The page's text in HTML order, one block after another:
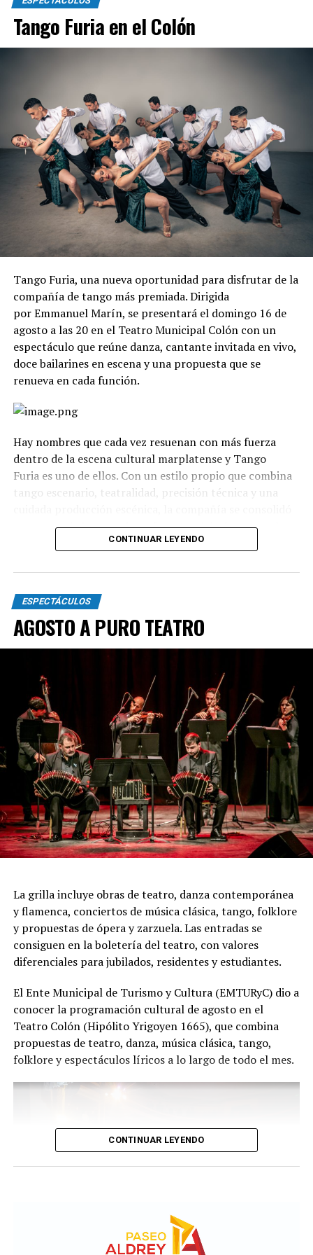
sobre. Para mas información o reservas escribir ll what
sapp 2236104302
Tango Furia en el Colón
Tango Furia, una nueva oportunidad para disfrutar de la
compañía de tango más premiada. Dirigida
por Emmanuel Marín, se presentará el domingo 16 de
agosto a las 20 en el Teatro Municipal Colón con un
espectáculo que reúne danza, cantante invitada en vivo,
doce bailarines en escena y una propuesta que se
renueva en cada función.
Hay nombres que cada vez resuenan con más fuerza
dentro de la escena cultural marplatense y Tango
Furia es uno de ellos. Con un estilo propio que combina
tango escenario, teatralidad, precisión técnica y una
como uno de los grandes referentes del género en el
La propuesta recorre diferentes universos, desde los
clásicos hasta versiones contemporáneas y electrónicas.
A través de cuadros grupales, dúos y escenas teatrales,
el espectáculo transita distintas emociones: el amor, la
pasión, los encuentros, las despedidas y toda la
Incluye más de diez cambios de vestuario, un cuidado
diseño lumínico y escenas donde las diagonales, las
acrobacias, los firuletes y las coreografías
perfectamente sincronizadas convierten cada cuadro en
una demostración de virtuosismo, sensibilidad y trabajo
colectivo.
"Queremos que quienes todavía no conocen Tango
Furia descubran por qué el tango puede emocionar a
todas las generaciones. Y que quienes ya vivieron una de
nuestras funciones tengan ganas de volver, porque cada
función hay meses de ensayo y un enorme trabajo en
equipo para emocionar y sorprender al
público", expresa Emmanuel Marín.
distinguida con los Premios Estrella de Mar 2024 y
2026 como Mejor Espectáculo de Danza y con el Premio
Faro de Oro 2024. Además, Emmanuel Marín y Lola
Gutiérrez Rey obtuvieron el subcampeonato en el
Mundial de Tango de Buenos Aires.
realizar una gira por Europa. Además, recibió
la Declaración de Interés Cultural como Embajadores
Turísticos, otorgada por el EMTURyC, y la
CONTINUAR LEYENDO
ESPECTÁCULOS
AGOSTO A PURO TEATRO
La grilla incluye obras de teatro, danza contemporánea
y flamenca, conciertos de música clásica, tango, folklore
y propuestas de ópera y zarzuela. Las entradas se
consiguen en la boletería del teatro, con valores
diferenciales para jubilados, residentes y estudiantes.
El Ente Municipal de Turismo y Cultura (EMTURyC) dio a
conocer la programación cultural de agosto en el
Teatro Colón (Hipólito Yrigoyen 1665), que combina
propuestas de teatro, danza, música clásica, tango,
folklore y espectáculos líricos a lo largo de todo el mes.
CONTINUAR LEYENDO